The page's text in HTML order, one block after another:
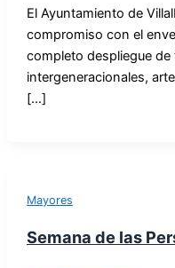
El Ayuntamiento de
compromiso con el
completo despliegue de
intergeneracionales,
[…]
Mayores
Semana de las